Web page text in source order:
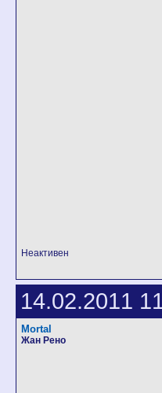
Неактивен
14.02.2011
Mortal
Жан Рено